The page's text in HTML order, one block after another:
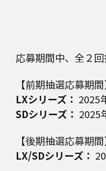
応募期間中、全２
【前期抽選応募期間
LXシリーズ： 2025
SDシリーズ： 2025
【後期抽選応募期間
LX/SDシリーズ：